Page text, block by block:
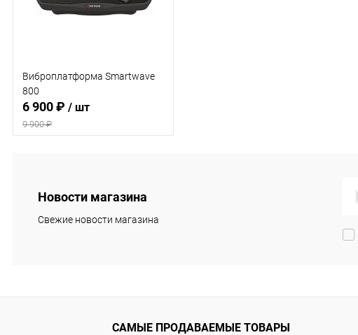
Виброплатформа Smartwave
800
6 900 ₽ / шт
9 900 ₽
В избранное
Недоступно
Новости магазина
Свежие новости магазина
САМЫЕ ПРОДАВАЕМЫЕ ТОВАРЫ